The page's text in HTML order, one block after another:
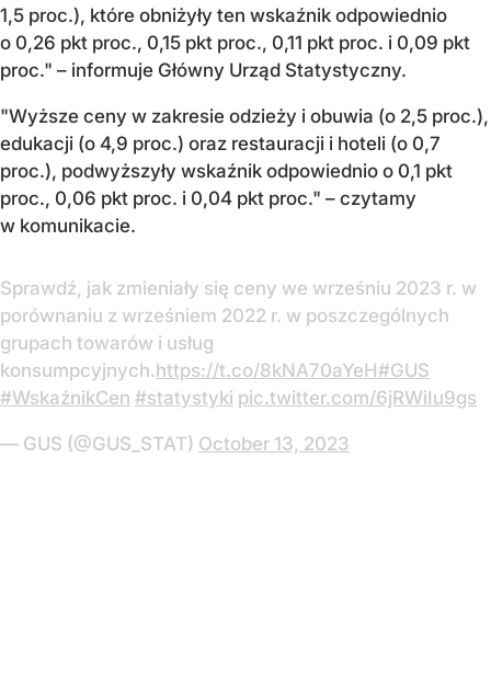
1,5 proc.), które obniżyły ten wskaźnik odpowiednio
o 0,26 pkt proc., 0,15 pkt proc., 0,11 pkt proc. i 0,09 pkt
proc." – informuje Główny Urząd Statystyczny.
"Wyższe ceny w zakresie odzieży i obuwia (o 2,5 proc.),
edukacji (o 4,9 proc.) oraz restauracji i hoteli (o 0,7
proc.), podwyższyły wskaźnik odpowiednio o 0,1 pkt
proc., 0,06 pkt proc. i 0,04 pkt proc." – czytamy
w komunikacie.
Sprawdź, jak zmieniały się ceny we wrześniu 2023 r. w
porównaniu z wrześniem 2022 r. w poszczególnych
grupach towarów i usług
konsumpcyjnych.https://t.co/8kNA70aYeH#GUS
#WskaźnikCen #statystyki pic.twitter.com/6jRWiIu9gs
— GUS (@GUS_STAT) October 13, 2023